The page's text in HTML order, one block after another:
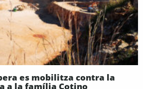
es mobilitza contra la
a la família Cotino